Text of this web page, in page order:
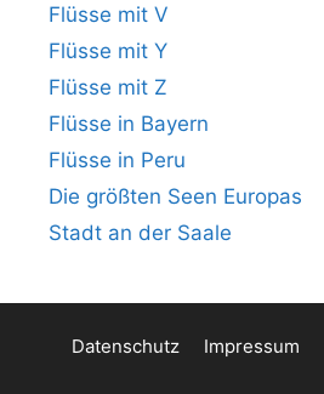
Flüsse mit V
Flüsse mit Y
Flüsse mit Z
Flüsse in Bayern
Flüsse in Peru
Die größten Seen Europas
Stadt an der Saale
Datenschutz Impressum